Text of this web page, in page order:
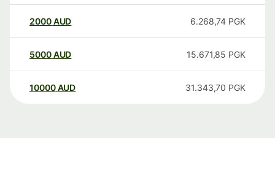
2000AUD 6.268,74 PGK
5000AUD 15.671,85 PGK
10000 AUD 31.343,70 PGK